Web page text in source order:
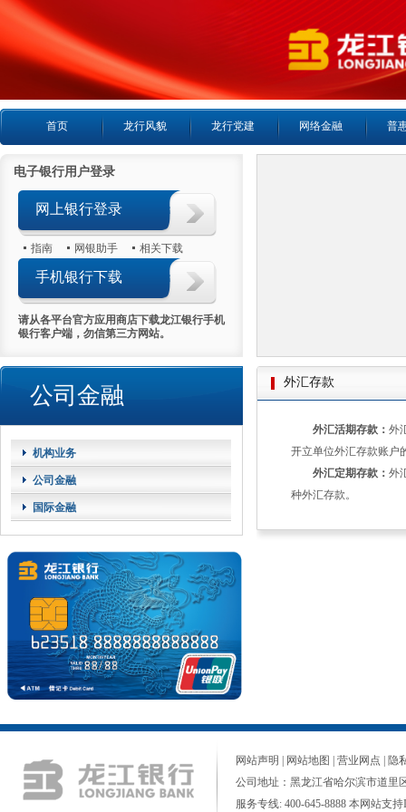
首页 龙行风貌 龙行党建 网络金融 普
电子银行用户登录
网上银行登录
指南 网银助手 相关下载
手机银行下载
请从各平台官方应用商店下载龙江银行手机
银行客户端，勿信第三方网站。
公司金融
机构业务
公司金融
国际金融
外汇存款
外汇活期存款： 外
开立单位外汇存款账户
外汇定期存款： 外
种外汇存款。
网站声明 | 网站地图 | 营业网点 | 隐
公司地址：黑龙江省哈尔滨市道里
服务专线: 400-645-8888 本网站支持